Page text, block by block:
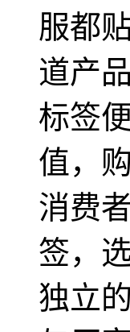
服都
道产
标签
值，
消费
签，
独立